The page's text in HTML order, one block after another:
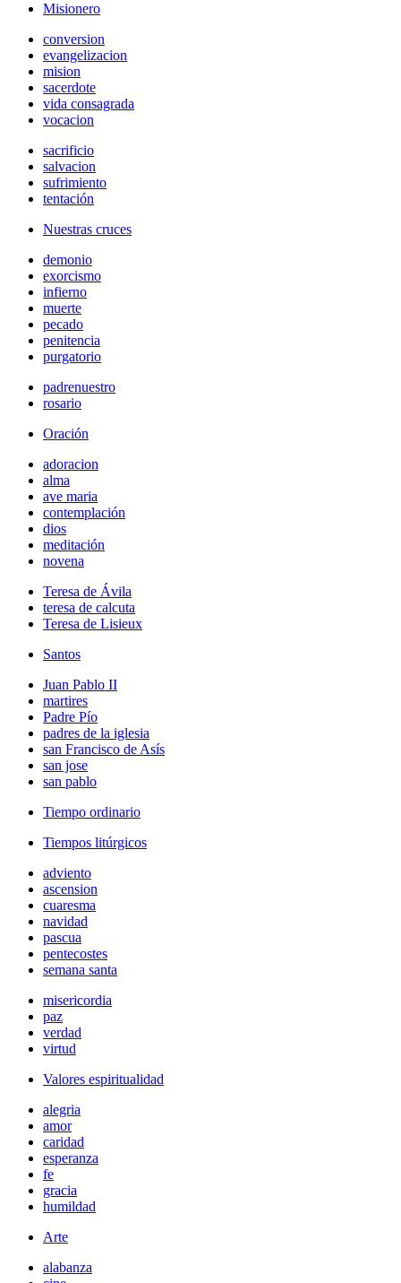
Misionero
conversion
evangelizacion
mision
sacerdote
vida consagrada
vocacion
sacrificio
salvacion
sufrimiento
tentación
Nuestras cruces
demonio
exorcismo
infierno
muerte
pecado
penitencia
purgatorio
padrenuestro
rosario
Oración
adoracion
alma
ave maria
contemplación
dios
meditación
novena
Teresa de Ávila
teresa de calcuta
Teresa de Lisieux
Santos
Juan Pablo II
martires
Padre Pío
padres de la iglesia
san Francisco de Asís
san jose
san pablo
Tiempo ordinario
Tiempos litúrgicos
adviento
ascension
cuaresma
navidad
pascua
pentecostes
semana santa
misericordia
paz
verdad
virtud
Valores espiritualidad
alegria
amor
caridad
esperanza
fe
gracia
humildad
Arte
alabanza